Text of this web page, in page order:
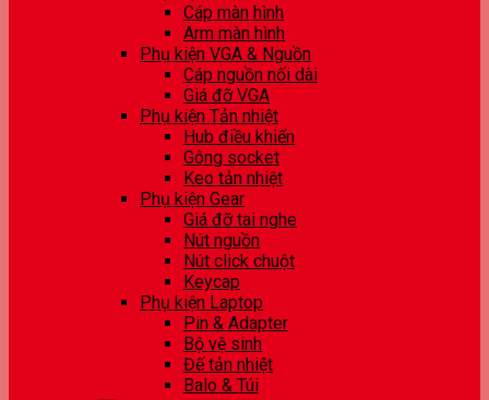
Cáp màn hình
Arm màn hình
Phụ kiện VGA & Nguồn
Cáp nguồn nối dài
Giá đỡ VGA
Phụ kiện Tản nhiệt
Hub điều khiển
Gông socket
Keo tản nhiệt
Phụ kiện Gear
Giá đỡ tai nghe
Nút nguồn
Nút click chuột
Keycap
Phụ kiện Laptop
Pin & Adapter
Bộ vệ sinh
Đế tản nhiệt
Balo & Túi